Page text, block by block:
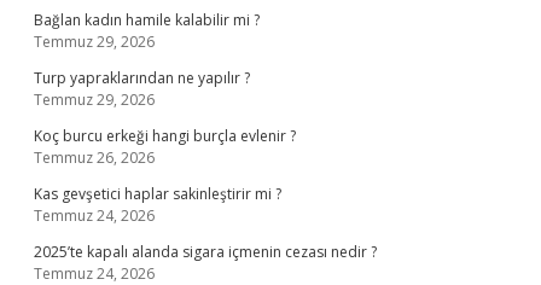
Bağlan kadın hamile kalabilir mi ?
Temmuz 29, 2026
Turp yapraklarından ne yapılır ?
Temmuz 29, 2026
Koç burcu erkeği hangi burçla evlenir ?
Temmuz 26, 2026
Kas gevşetici haplar sakinleştirir mi ?
Temmuz 24, 2026
2025’te kapalı alanda sigara içmenin cezası nedir ?
Temmuz 24, 2026